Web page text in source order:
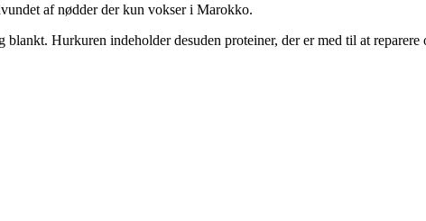
af nødder der kun vokser i Marokko.
Hurkuren indeholder desuden proteiner, der er med til at